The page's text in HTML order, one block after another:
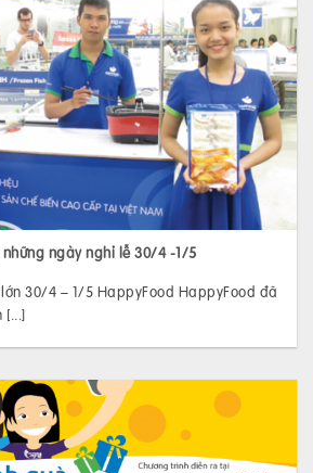
ngày nghỉ lễ 30/4 -1/5
30/4 – 1/5 HappyFood HappyFood đã
[...]